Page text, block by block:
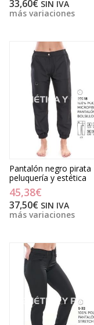
33,60€ SIN IVA
más variaciones
Pantalón negro pirata
peluquería y estética
45,38€
37,50€ SIN IVA
más variaciones